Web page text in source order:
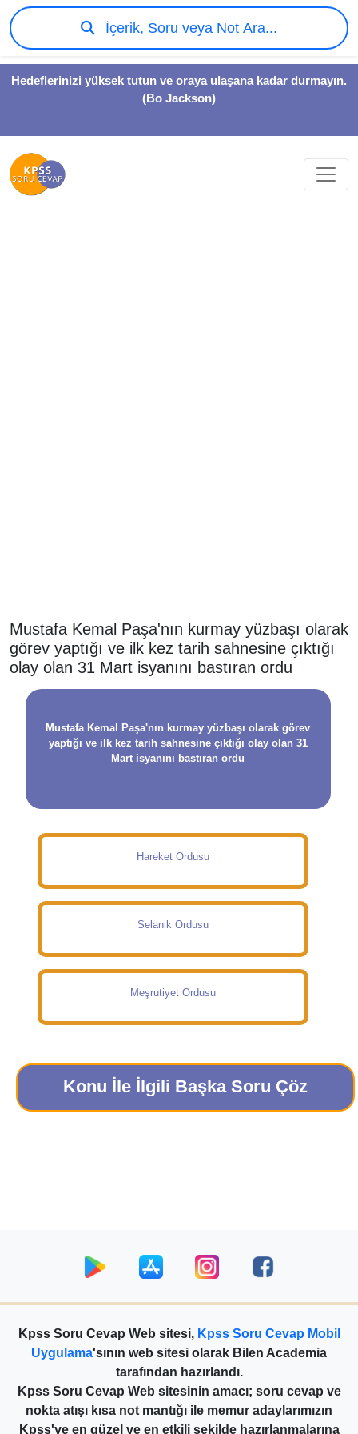
Hedeflerinizi yüksek tutun ve oraya ulaşana kadar durmayın.
(Bo Jackson)
İçerik, Soru veya Not Ara...
Mustafa Kemal Paşa'nın kurmay yüzbaşı olarak
görev yaptığı ve ilk kez tarih sahnesine çıktığı
olay olan 31 Mart isyanını bastıran ordu
Mustafa Kemal Paşa'nın kurmay yüzbaşı olarak görev
yaptığı ve ilk kez tarih sahnesine çıktığı olay olan 31
Mart isyanını bastıran ordu
Hareket Ordusu
Selanik Ordusu
Meşrutiyet Ordusu
Konu İle İlgili Başka Soru Çöz
Kpss Soru Cevap Web sitesi, Kpss Soru Cevap Mobil
Uygulama'sının web sitesi olarak Bilen Academia
tarafından hazırlandı.
Kpss Soru Cevap Web sitesinin amacı; soru cevap ve
nokta atışı kısa not mantığı ile memur adaylarımızın
Kpss'ye en güzel ve en etkili şekilde hazırlanmalarına